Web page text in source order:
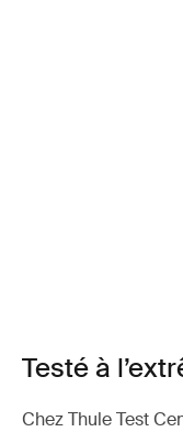
Testé à
Chez Thule Test